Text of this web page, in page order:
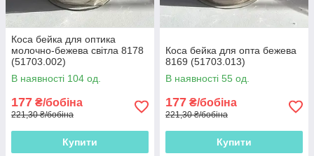
Коса бейка для оптика
молочно-бежева світла 8178
(51703.002)
В наявності 104 од.
177 ₴/бобіна
221,30 ₴/бобіна
Купити
Коса бейка для опта бежева
8169 (51703.013)
В наявності 55 од.
177 ₴/бобіна
221,30 ₴/бобіна
Купити